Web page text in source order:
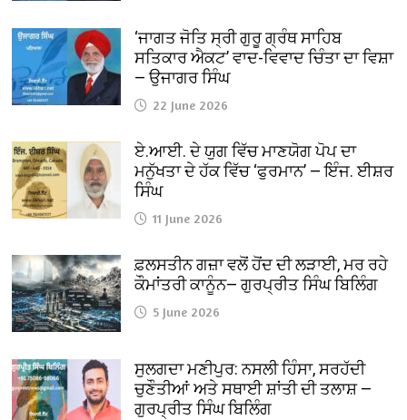
‘ਜਾਗਤ ਜੋਤਿ ਸ੍ਰੀ ਗੁਰੂ ਗ੍ਰੰਥ ਸਾਹਿਬ
ਸਤਿਕਾਰ ਐਕਟ’ ਵਾਦ-ਵਿਵਾਦ ਚਿੰਤਾ ਦਾ ਵਿਸ਼ਾ
— ਉਜਾਗਰ ਸਿੰਘ
22 June 2026
ਏ.ਆਈ. ਦੇ ਯੁਗ ਵਿੱਚ ਮਾਣਯੋਗ ਪੋਪ ਦਾ
ਮਨੁੱਖਤਾ ਦੇ ਹੱਕ ਵਿੱਚ ‘ਫੁਰਮਾਨ’ — ਇੰਜ. ਈਸ਼ਰ
ਸਿੰਘ
11 June 2026
ਫ਼ਲਸਤੀਨ ਗਜ਼ਾ ਵਲੋਂ ਹੋਂਦ ਦੀ ਲੜਾਈ, ਮਰ ਰਹੇ
ਕੌਮਾਂਤਰੀ ਕਾਨੂੰਨ— ਗੁਰਪ੍ਰੀਤ ਸਿੰਘ ਬਿਲਿੰਗ
5 June 2026
ਸੁਲਗਦਾ ਮਣੀਪੁਰ: ਨਸਲੀ ਹਿੰਸਾ, ਸਰਹੱਦੀ
ਚੁਣੌਤੀਆਂ ਅਤੇ ਸਥਾਈ ਸ਼ਾਂਤੀ ਦੀ ਤਲਾਸ਼ —
ਗੁਰਪ੍ਰੀਤ ਸਿੰਘ ਬਿਲਿੰਗ